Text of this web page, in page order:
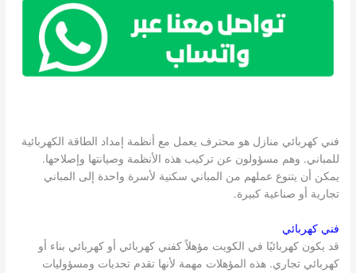
فني كهربائي منازل هو محترف يعمل مع أنظمة إمداد الطاقة الكهربائية
للمباني. وهم مسؤولون عن تركيب هذه الأنظمة وصيانتها وإصلاحها.
يمكن أن يتنوع عملهم من المباني سكنية لأسرة واحدة إلى المباني
تجارية أو صناعية كبيرة.
فني كهربائي
قد يكون كهربائيًا في الكويت مؤهلاً كفني كهربائي أو كهربائي بناء أو
كهربائي تجاري. هذه المؤهلات مهمة لأنها تقدم تحديات ومسؤوليات